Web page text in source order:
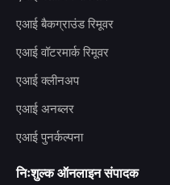
एआई बैकग्राउंड रिमूवर
एआई वॉटरमार्क रिमूवर
एआई क्लीनअप
एआई अनब्लर
एआई पुनर्कल्पना
निःशुल्क ऑनलाइन संपादक